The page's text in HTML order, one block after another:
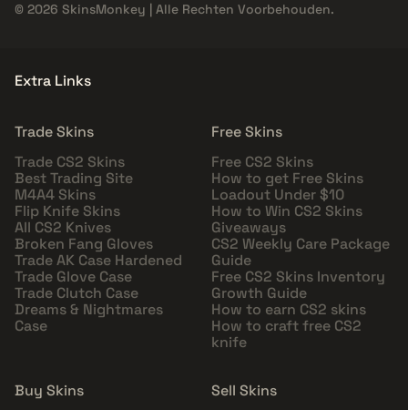
© 2026 SkinsMonkey | Alle Rechten Voorbehouden.
Extra Links
Trade Skins
Trade CS2 Skins
Best Trading Site
M4A4 Skins
Flip Knife Skins
All CS2 Knives
Broken Fang Gloves
Trade AK Case Hardened
Trade Glove Case
Trade Clutch Case
Dreams & Nightmares
Case
Free Skins
Free CS2 Skins
How to get Free Skins
Loadout Under $10
How to Win CS2 Skins
Giveaways
CS2 Weekly Care Package
Guide
Free CS2 Skins Inventory
Growth Guide
How to earn CS2 skins
How to craft free CS2
knife
Buy Skins
Sell Skins